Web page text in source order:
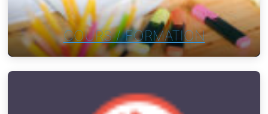
COURS / FORMATION